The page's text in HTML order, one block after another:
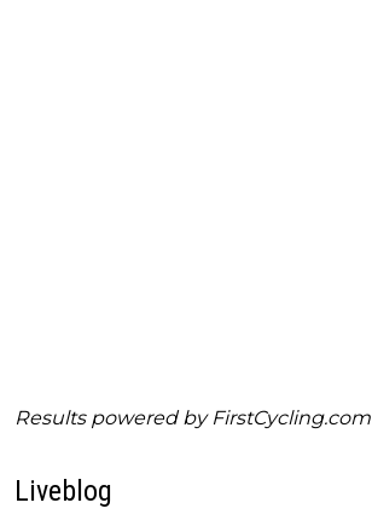
Results powered by FirstCycling.com
Liveblog